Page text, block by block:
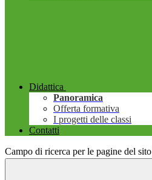
Didattica
Panoramica
Offerta formativa
I progetti delle classi
Contatti
Campo di ricerca per le pagine del sito